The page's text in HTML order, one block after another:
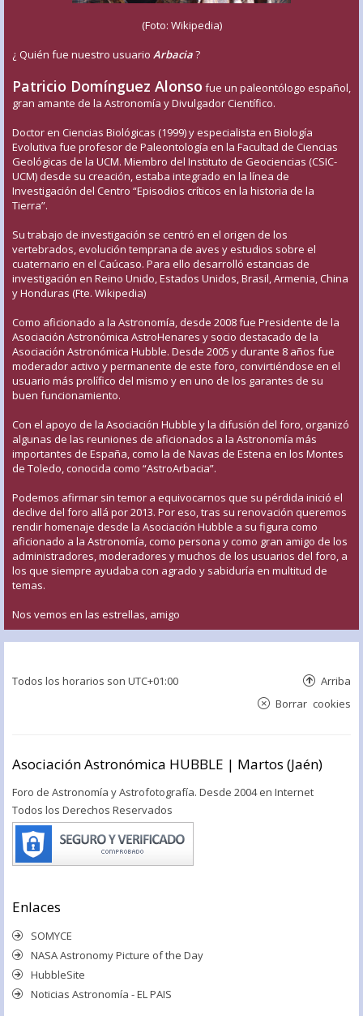
(Foto: Wikipedia)
¿ Quién fue nuestro usuario Arbacia?
Patricio Domínguez Alonso fue un paleontólogo español,
gran amante de la Astronomía y Divulgador Científico.
Doctor en Ciencias Biológicas (1999) y especialista en Biología
Evolutiva fue profesor de Paleontología en la Facultad de Ciencias
Geológicas de la UCM. Miembro del Instituto de Geociencias (CSIC-
UCM) desde su creación, estaba integrado en la línea de
Investigación del Centro “Episodios críticos en la historia de la
Tierra”.
Su trabajo de investigación se centró en el origen de los
vertebrados, evolución temprana de aves y estudios sobre el
cuaternario en el Caúcaso. Para ello desarrolló estancias de
investigación en Reino Unido, Estados Unidos, Brasil, Armenia, China
y Honduras (Fte. Wikipedia)
Como aficionado a la Astronomía, desde 2008 fue Presidente de la
Asociación Astronómica AstroHenares y socio destacado de la
Asociación Astronómica Hubble. Desde 2005 y durante 8 años fue
moderador activo y permanente de este foro, convirtiéndose en el
usuario más prolífico del mismo y en uno de los garantes de su
buen funcionamiento.
Con el apoyo de la Asociación Hubble y la difusión del foro, organizó
algunas de las reuniones de aficionados a la Astronomía más
importantes de España, como la de Navas de Estena en los Montes
de Toledo, conocida como “AstroArbacia”.
Podemos afirmar sin temor a equivocarnos que su pérdida inició el
declive del foro allá por 2013. Por eso, tras su renovación queremos
rendir homenaje desde la Asociación Hubble a su figura como
aficionado a la Astronomía, como persona y como gran amigo de los
administradores, moderadores y muchos de los usuarios del foro, a
los que siempre ayudaba con agrado y sabiduría en multitud de
temas.
Nos vemos en las estrellas, amigo
Todos los horarios son UTC+01:00 Arriba
Borrar cookies
Asociación Astronómica HUBBLE | Martos (Jaén)
Foro de Astronomía y Astrofotografía. Desde 2004 en Internet
Todos los Derechos Reservados
Enlaces
SOMYCE
NASA Astronomy Picture of the Day
HubbleSite
Noticias Astronomía - EL PAIS